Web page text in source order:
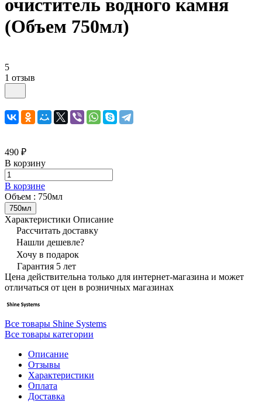
очиститель водного камня
(Объем 750мл)
5
1 отзыв
490 ₽
В корзину
В корзине
Объем : 750мл
750мл
Характеристики Описание
Рассчитать доставку
Нашли дешевле?
Хочу в подарок
Гарантия 5 лет
Цена действительна только для интернет-магазина и может
отличаться от цен в розничных магазинах
Все товары Shine Systems
Все товары категории
Описание
Отзывы
Характеристики
Оплата
Доставка